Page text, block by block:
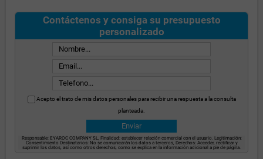
Contáctenos y consiga su presupuesto
personalizado
Acepto el trato de mis datos personales para recibir una respuesta a la consulta
planteada.
Responsable: EYAROC COMPANY SL, Finalidad: establecer relación comercial con el usuario. Legitimación:
Consentimiento Destinatarios: No se comunicarán los datos a terceros, Derechos: Acceder, rectificar y
suprimir los datos, así como otros derechos, como se explica en la información adicional a pie de página.